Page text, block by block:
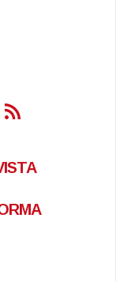
Feed RSS